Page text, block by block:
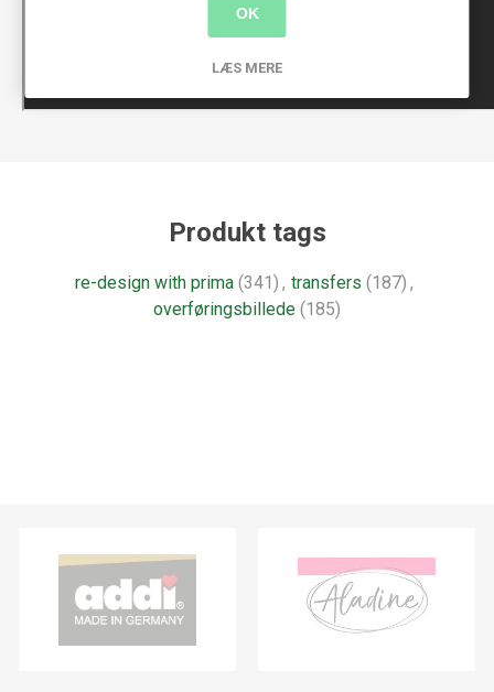
Produkt tags
re-design with prima (341) , transfers (187) ,
overføringsbillede (185)
OK
LÆS MERE